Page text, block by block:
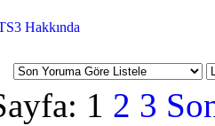
Hakkında
1 2 3